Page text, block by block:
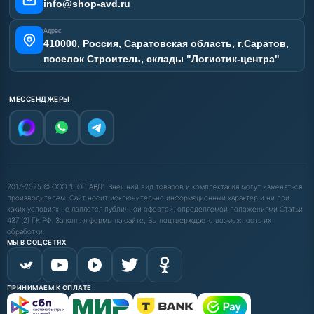
info@shop-avd.ru
Адрес
410000, Россия, Саратовская область, г.Саратов,
поселок Строитель, склады "Логистик-центра"
МЕССЕНДЖЕРЫ
2017-2025 © ООО "ШОП АВД". Внешний вид товаров и комплектация могут изменяться
производителем. Сайт носит исключительно информационный характер и ни при
каких условиях не является публичной офертой, определяемой положениями Статьи
437 (2) ГК РФ. Заполняя формы на сайте, Вы подтверждаете возможность их
обработки.
МЫ В СОЦСЕТЯХ
ПРИНИМАЕМ К ОПЛАТЕ